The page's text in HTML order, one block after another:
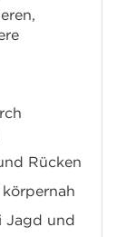
Rücken
Jagd und